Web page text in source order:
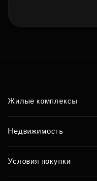
Жилые комплексы
Недвижимость
Условия покупки